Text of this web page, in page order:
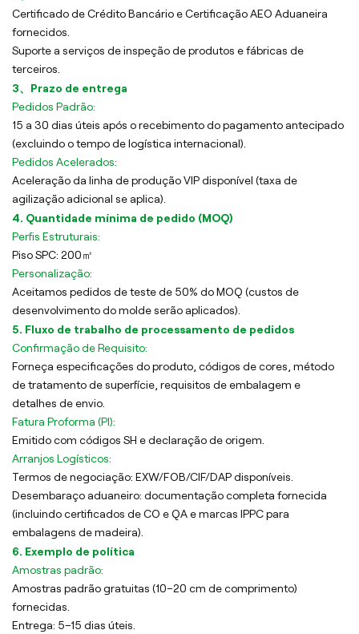
Certificado de Crédito Bancário e Certificação AEO Aduaneira
fornecidos.
Suporte a serviços de inspeção de produtos e fábricas de
terceiros.
3、Prazo de entrega
Pedidos Padrão:
15 a 30 dias úteis após o recebimento do pagamento antecipado
(excluindo o tempo de logística internacional).
Pedidos Acelerados:
Aceleração da linha de produção VIP disponível (taxa de
agilização adicional se aplica).
4. Quantidade mínima de pedido (MOQ)
Perfis Estruturais:
Piso SPC: 200㎡
Personalização:
Aceitamos pedidos de teste de 50% do MOQ (custos de
desenvolvimento do molde serão aplicados).
5. Fluxo de trabalho de processamento de pedidos
Confirmação de Requisito:
Forneça especificações do produto, códigos de cores, método
de tratamento de superfície, requisitos de embalagem e
detalhes de envio.
Fatura Proforma (PI):
Emitido com códigos SH e declaração de origem.
Arranjos Logísticos:
Termos de negociação: EXW/FOB/CIF/DAP disponíveis.
Desembaraço aduaneiro: documentação completa fornecida
(incluindo certificados de CO e QA e marcas IPPC para
embalagens de madeira).
6. Exemplo de política
Amostras padrão:
Amostras padrão gratuitas (10–20 cm de comprimento)
fornecidas.
Entrega: 5–15 dias úteis.